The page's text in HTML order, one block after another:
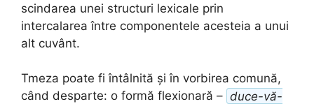
scindarea unei structuri lexicale prin
intercalarea între componentele acesteia a unui
alt cuvânt.
Tmeza poate fi întâlnită și în vorbirea comună,
când desparte: o formă flexionară – duce-vă-